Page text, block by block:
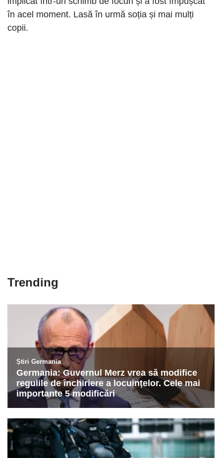
în acel moment. Lasă în urmă soția și mai mulți
copii.
Trending